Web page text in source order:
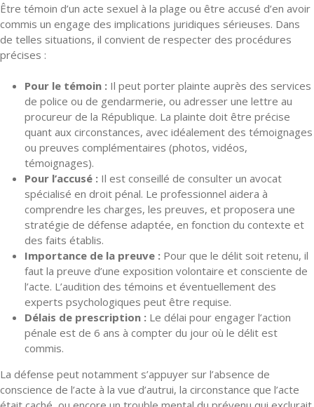
Être témoin d’un acte sexuel à la plage ou être accusé d’en avoir
commis un engage des implications juridiques sérieuses. Dans
de telles situations, il convient de respecter des procédures
précises :
Pour le témoin : Il peut porter plainte auprès des services
de police ou de gendarmerie, ou adresser une lettre au
procureur de la République. La plainte doit être précise
quant aux circonstances, avec idéalement des témoignages
ou preuves complémentaires (photos, vidéos,
témoignages).
Pour l’accusé : Il est conseillé de consulter un avocat
spécialisé en droit pénal. Le professionnel aidera à
comprendre les charges, les preuves, et proposera une
stratégie de défense adaptée, en fonction du contexte et
des faits établis.
Importance de la preuve : Pour que le délit soit retenu, il
faut la preuve d’une exposition volontaire et consciente de
l’acte. L’audition des témoins et éventuellement des
experts psychologiques peut être requise.
Délais de prescription : Le délai pour engager l’action
pénale est de 6 ans à compter du jour où le délit est
commis.
La défense peut notamment s’appuyer sur l’absence de
conscience de l’acte à la vue d’autrui, la circonstance que l’acte